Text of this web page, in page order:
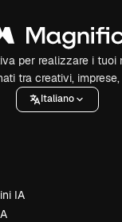
per realizzare i tuoi
tra creativi,
Italiano
IA